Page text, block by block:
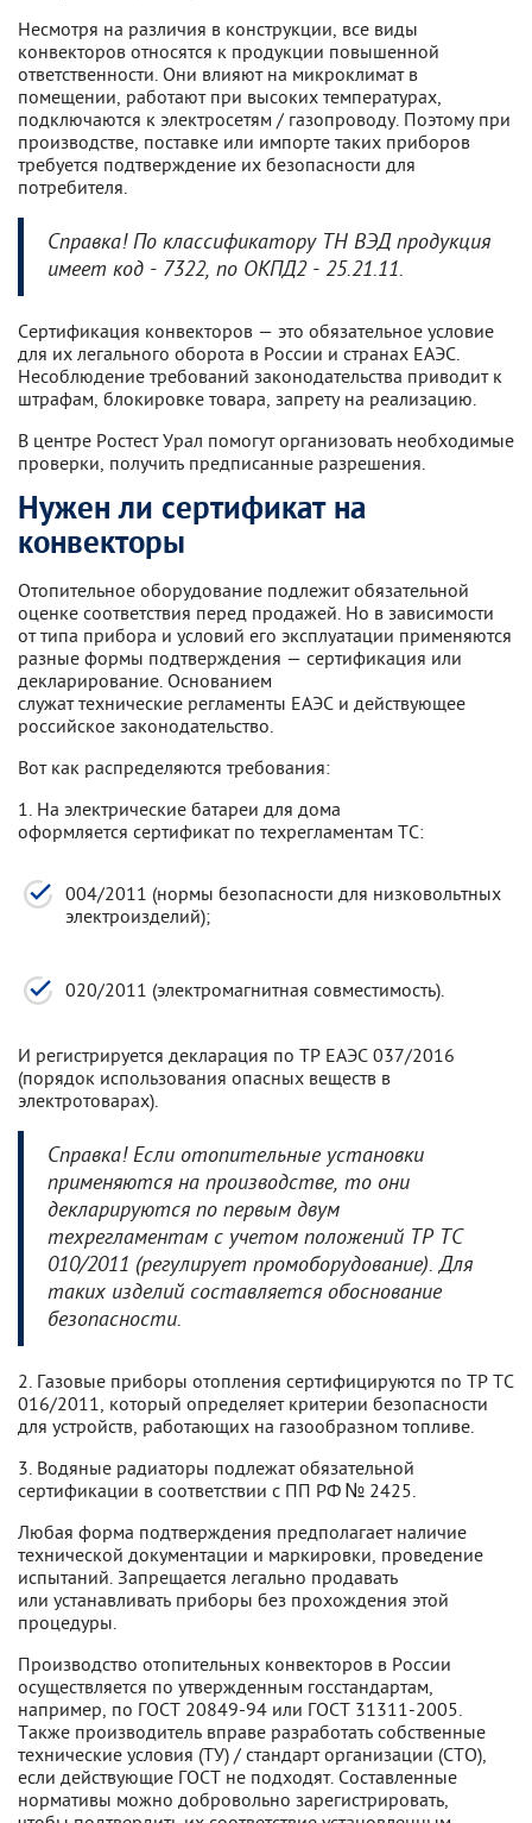
Несмотря на различия в конструкции, все виды
конвекторов относятся к продукции повышенной
ответственности. Они влияют на микроклимат в
помещении, работают при высоких температурах,
подключаются к электросетям / газопроводу. Поэтому при
производстве, поставке или импорте таких приборов
требуется подтверждение их безопасности для
потребителя.
Справка! По классификатору ТН ВЭД продукция
имеет код - 7322, по ОКПД2 - 25.21.11.
Сертификация конвекторов — это обязательное условие
для их легального оборота в России и странах ЕАЭС.
Несоблюдение требований законодательства приводит к
штрафам, блокировке товара, запрету на реализацию.
В центре Ростест Урал помогут организовать необходимые
проверки, получить предписанные разрешения.
Нужен ли сертификат на
конвекторы
Отопительное оборудование подлежит обязательной
оценке соответствия перед продажей. Но в зависимости
от типа прибора и условий его эксплуатации применяются
разные формы подтверждения — сертификация или
декларирование. Основанием
служат технические регламенты ЕАЭС и действующее
российское законодательство.
Вот как распределяются требования:
1. На электрические батареи для дома
оформляется сертификат по техрегламентам ТС:
004/2011 (нормы безопасности для низковольтных
электроизделий);
020/2011 (электромагнитная совместимость).
И регистрируется декларация по ТР ЕАЭС 037/2016
(порядок использования опасных веществ в
электротоварах).
Справка! Если отопительные установки
применяются на производстве, то они
декларируются по первым двум
техрегламентам с учетом положений ТР ТС
010/2011 (регулирует промоборудование). Для
таких изделий составляется обоснование
безопасности.
2. Газовые приборы отопления сертифицируются по ТР ТС
016/2011, который определяет критерии безопасности
для устройств, работающих на газообразном топливе.
3. Водяные радиаторы подлежат обязательной
сертификации в соответствии с ПП РФ № 2425.
Любая форма подтверждения предполагает наличие
технической документации и маркировки, проведение
испытаний. Запрещается легально продавать
или устанавливать приборы без прохождения этой
процедуры.
Производство отопительных конвекторов в России
осуществляется по утвержденным госстандартам,
например, по ГОСТ 20849-94 или ГОСТ 31311-2005.
Также производитель вправе разработать собственные
технические условия (ТУ) / стандарт организации (СТО),
если действующие ГОСТ не подходят. Составленные
нормативы можно добровольно зарегистрировать,